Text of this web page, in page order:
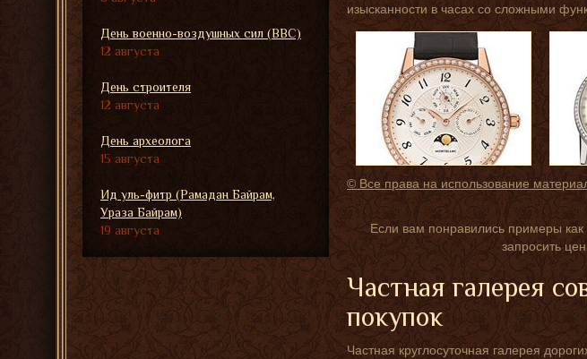
изысканности в часах со сложными
© Все права на использование
Если вам понравились примеры
запросить
Частная галерея
покупок
Частная круглосуточная галерея
День военно-воздушных сил (ВВС)
12 августа
День строителя
12 августа
День археолога
15 августа
Ид уль-фитр (Рамадан Байрам,
Ураза Байрам)
19 августа